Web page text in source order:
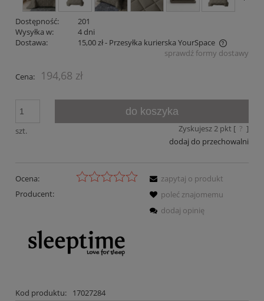
Dostępność:
201
Wysyłka w:
4 dni
Dostawa:
15,00 zł- Przesyłka kurierska YourSpace
Cena nie zawiera ewentualnych kosztów płatnościsprawdź formy dostawy
Cena: 194,68 zł
szt.
do koszyka
Zyskujesz2pkt [ ? ]
dodaj do przechowalni
Ocena:
Producent:
Kod produktu: 17027284
zapytaj o produkt
poleć znajomemu
dodaj opinię